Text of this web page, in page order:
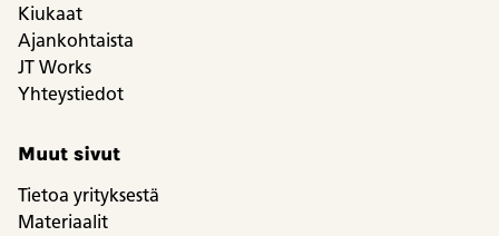
Kiukaat
Ajankohtaista
JT Works
Yhteystiedot
Muut sivut
Tietoa yrityksestä
Materiaalit